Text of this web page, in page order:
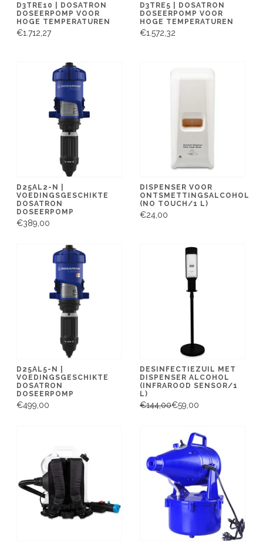
D3TRE10 | DOSATRON
DOSEERPOMP VOOR
HOGE TEMPERATUREN
€1.712,27
D3TRE5 | DOSATRON
DOSEERPOMP VOOR
HOGE TEMPERATUREN
€1.572,32
D25AL2-N |
VOEDINGSGESCHIKTE
DOSATRON
DOSEERPOMP
€389,00
DISPENSER VOOR
ONTSMETTINGSALCOHOL
(NO TOUCH/1 L)
€24,00
D25AL5-N |
VOEDINGSGESCHIKTE
DOSATRON
DOSEERPOMP
€499,00
DESINFECTIEZUIL MET
DISPENSER ALCOHOL
(INFRAROOD SENSOR/1
L)
€144,00€59,00